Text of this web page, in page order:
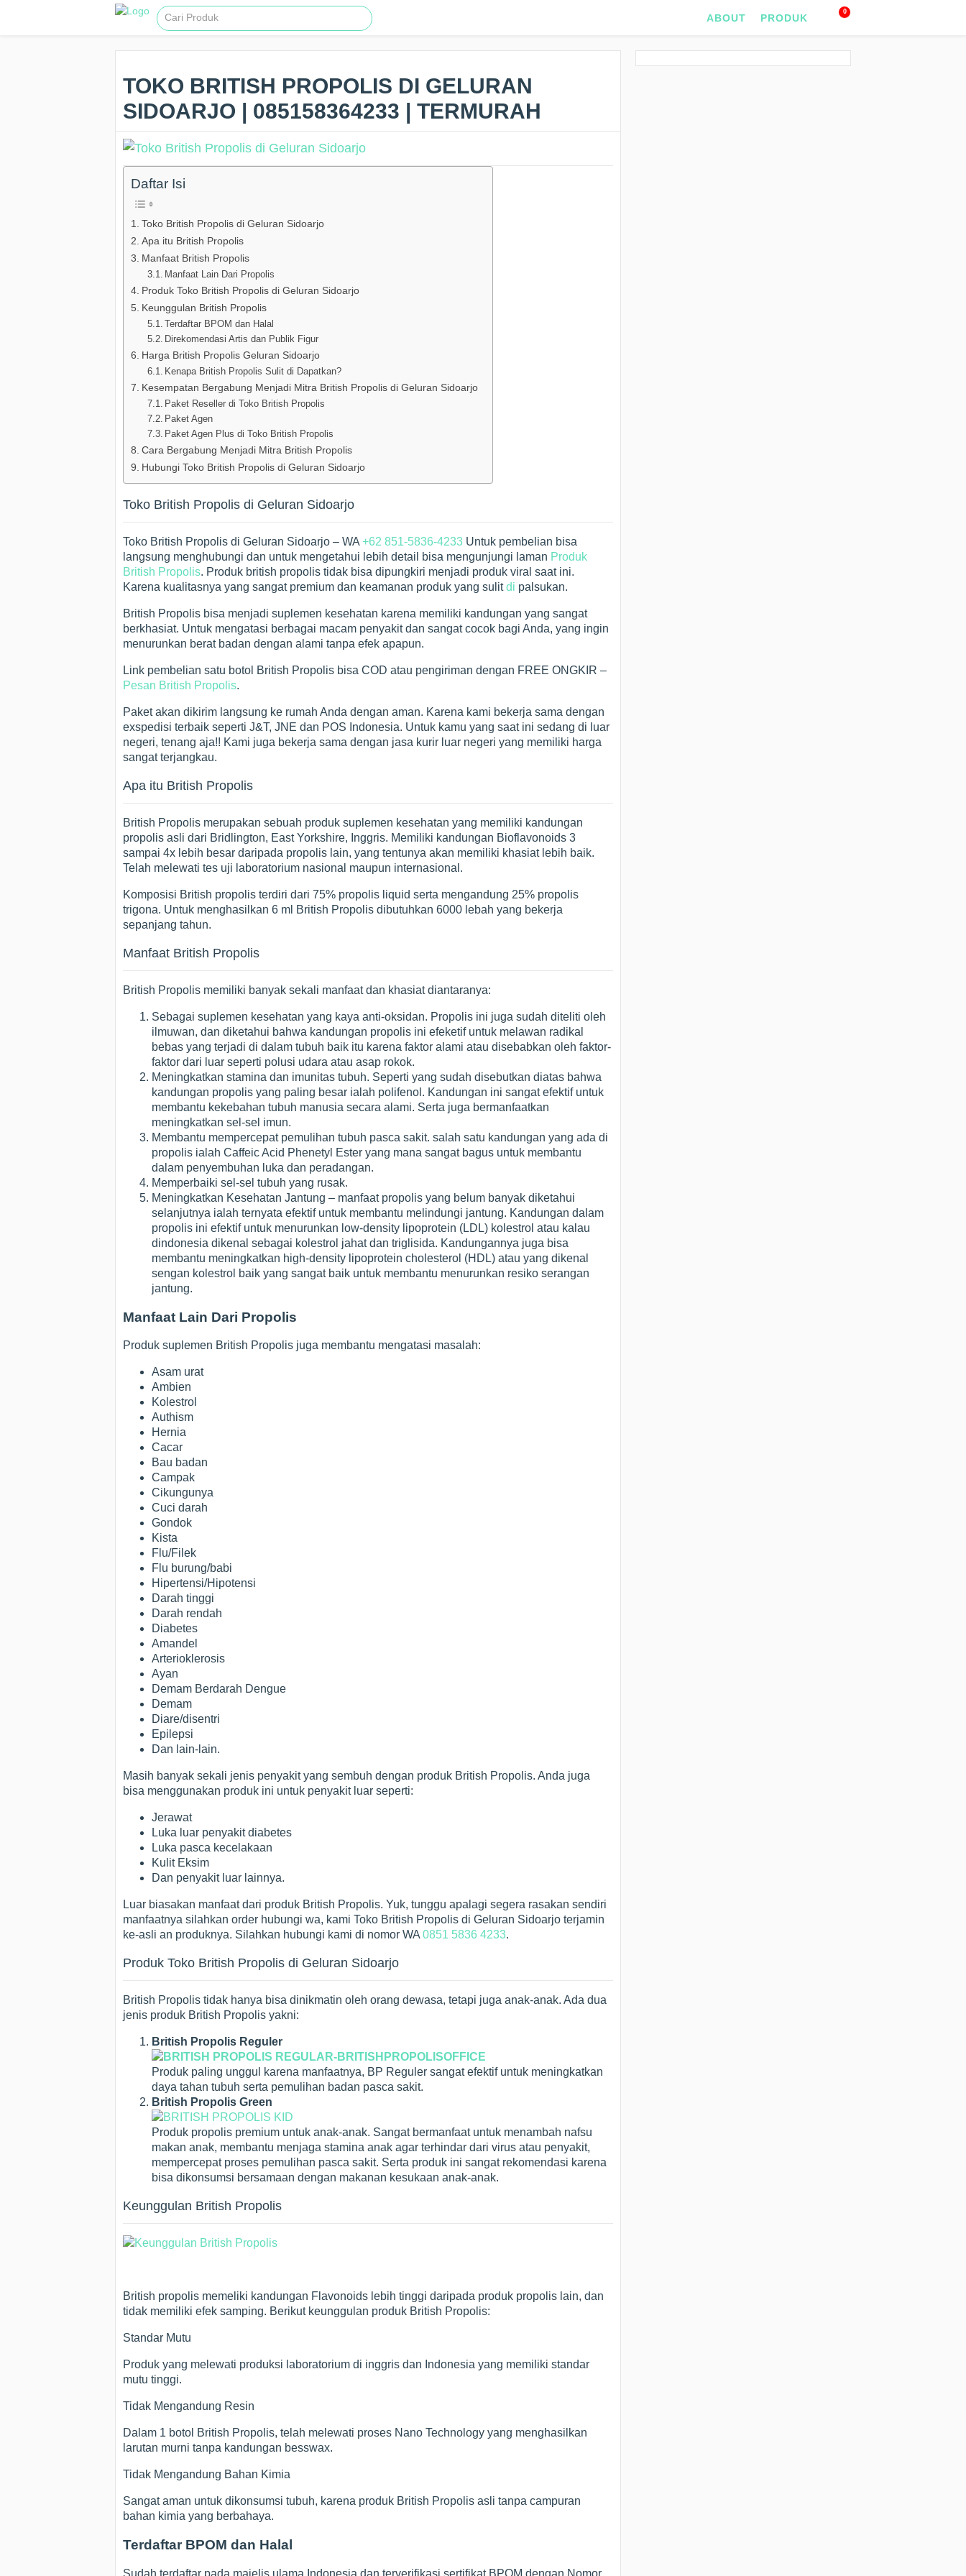
0
ABOUT PRODUK
TOKO BRITISH PROPOLIS DI GELURAN
SIDOARJO | 085158364233 | TERMURAH
Daftar Isi
Toko British Propolis di Geluran Sidoarjo
Apa itu British Propolis
Manfaat British Propolis
Manfaat Lain Dari Propolis
Produk Toko British Propolis di Geluran Sidoarjo
Keunggulan British Propolis
Terdaftar BPOM dan Halal
Direkomendasi Artis dan Publik Figur
Harga British Propolis Geluran Sidoarjo
Kenapa British Propolis Sulit di Dapatkan?
Kesempatan Bergabung Menjadi Mitra British Propolis di Geluran Sidoarjo
Paket Reseller di Toko British Propolis
Paket Agen
Paket Agen Plus di Toko British Propolis
Cara Bergabung Menjadi Mitra British Propolis
Hubungi Toko British Propolis di Geluran Sidoarjo
Toko British Propolis di Geluran Sidoarjo
Toko British Propolis di Geluran Sidoarjo – WA +62 851-5836-4233 Untuk pembelian bisa
langsung menghubungi dan untuk mengetahui lebih detail bisa mengunjungi laman Produk
British Propolis. Produk british propolis tidak bisa dipungkiri menjadi produk viral saat ini.
Karena kualitasnya yang sangat premium dan keamanan produk yang sulitdi palsukan.
British Propolis bisa menjadi suplemen kesehatan karena memiliki kandungan yang sangat
berkhasiat. Untuk mengatasi berbagai macam penyakit dan sangat cocok bagi Anda, yang ingin
menurunkan berat badan dengan alami tanpa efek apapun.
Link pembelian satu botol British Propolis bisa COD atau pengiriman dengan FREE ONGKIR –
Pesan British Propolis.
Paket akan dikirim langsung ke rumah Anda dengan aman. Karena kami bekerja sama dengan
exspedisi terbaik seperti J&T, JNE dan POS Indonesia. Untuk kamu yang saat ini sedang di luar
negeri, tenang aja!! Kami juga bekerja sama dengan jasa kurir luar negeri yang memiliki harga
sangat terjangkau.
Apa itu British Propolis
British Propolis merupakan sebuah produk suplemen kesehatan yang memiliki kandungan
propolis asli dari Bridlington, East Yorkshire, Inggris. Memiliki kandungan Bioflavonoids 3
sampai 4x lebih besar daripada propolis lain, yang tentunya akan memiliki khasiat lebih baik.
Telah melewati tes uji laboratorium nasional maupun internasional.
Komposisi British propolis terdiri dari 75% propolis liquid serta mengandung 25% propolis
trigona. Untuk menghasilkan 6 ml British Propolis dibutuhkan 6000 lebah yang bekerja
sepanjang tahun.
Manfaat British Propolis
British Propolis memiliki banyak sekali manfaat dan khasiat diantaranya:
Sebagai suplemen kesehatan yang kaya anti-oksidan. Propolis ini juga sudah diteliti oleh
ilmuwan, dan diketahui bahwa kandungan propolis ini efeketif untuk melawan radikal
bebas yang terjadi di dalam tubuh baik itu karena faktor alami atau disebabkan oleh faktor-
faktor dari luar seperti polusi udara atau asap rokok.
Meningkatkan stamina dan imunitas tubuh. Seperti yang sudah disebutkan diatas bahwa
kandungan propolis yang paling besar ialah polifenol. Kandungan ini sangat efektif untuk
membantu kekebahan tubuh manusia secara alami. Serta juga bermanfaatkan
meningkatkan sel-sel imun.
Membantu mempercepat pemulihan tubuh pasca sakit. salah satu kandungan yang ada di
propolis ialah Caffeic Acid Phenetyl Ester yang mana sangat bagus untuk membantu
dalam penyembuhan luka dan peradangan.
Memperbaiki sel-sel tubuh yang rusak.
Meningkatkan Kesehatan Jantung – manfaat propolis yang belum banyak diketahui
selanjutnya ialah ternyata efektif untuk membantu melindungi jantung. Kandungan dalam
propolis ini efektif untuk menurunkan low-density lipoprotein (LDL) kolestrol atau kalau
dindonesia dikenal sebagai kolestrol jahat dan triglisida. Kandungannya juga bisa
membantu meningkatkan high-density lipoprotein cholesterol (HDL) atau yang dikenal
sengan kolestrol baik yang sangat baik untuk membantu menurunkan resiko serangan
jantung.
Manfaat Lain Dari Propolis
Produk suplemen British Propolis juga membantu mengatasi masalah:
Asam urat
Ambien
Kolestrol
Authism
Hernia
Cacar
Bau badan
Campak
Cikungunya
Cuci darah
Gondok
Kista
Flu/Filek
Flu burung/babi
Hipertensi/Hipotensi
Darah tinggi
Darah rendah
Diabetes
Amandel
Arterioklerosis
Ayan
Demam Berdarah Dengue
Demam
Diare/disentri
Epilepsi
Dan lain-lain.
Masih banyak sekali jenis penyakit yang sembuh dengan produk British Propolis. Anda juga
bisa menggunakan produk ini untuk penyakit luar seperti:
Jerawat
Luka luar penyakit diabetes
Luka pasca kecelakaan
Kulit Eksim
Dan penyakit luar lainnya.
Luar biasakan manfaat dari produk British Propolis. Yuk, tunggu apalagi segera rasakan sendiri
manfaatnya silahkan order hubungi wa, kami Toko British Propolis di Geluran Sidoarjo terjamin
ke-asli an produknya. Silahkan hubungi kami di nomor WA0851 5836 4233.
Produk Toko British Propolis di Geluran Sidoarjo
British Propolis tidak hanya bisa dinikmatin oleh orang dewasa, tetapi juga anak-anak. Ada dua
jenis produk British Propolis yakni:
British Propolis Reguler
Produk paling unggul karena manfaatnya, BP Reguler sangat efektif untuk meningkatkan
daya tahan tubuh serta pemulihan badan pasca sakit.
British Propolis Green
Produk propolis premium untuk anak-anak. Sangat bermanfaat untuk menambah nafsu
makan anak, membantu menjaga stamina anak agar terhindar dari virus atau penyakit,
mempercepat proses pemulihan pasca sakit. Serta produk ini sangat rekomendasi karena
bisa dikonsumsi bersamaan dengan makanan kesukaan anak-anak.
Keunggulan British Propolis
British propolis memeliki kandungan Flavonoids lebih tinggi daripada produk propolis lain, dan
tidak memiliki efek samping. Berikut keunggulan produk British Propolis:
Standar Mutu
Produk yang melewati produksi laboratorium di inggris dan Indonesia yang memiliki standar
mutu tinggi.
Tidak Mengandung Resin
Dalam 1 botol British Propolis, telah melewati proses Nano Technology yang menghasilkan
larutan murni tanpa kandungan besswax.
Tidak Mengandung Bahan Kimia
Sangat aman untuk dikonsumsi tubuh, karena produk British Propolis asli tanpa campuran
bahan kimia yang berbahaya.
Terdaftar BPOM dan Halal
Sudah terdaftar pada majelis ulama Indonesia dan terverifikasi sertifikat BPOM dengan Nomor